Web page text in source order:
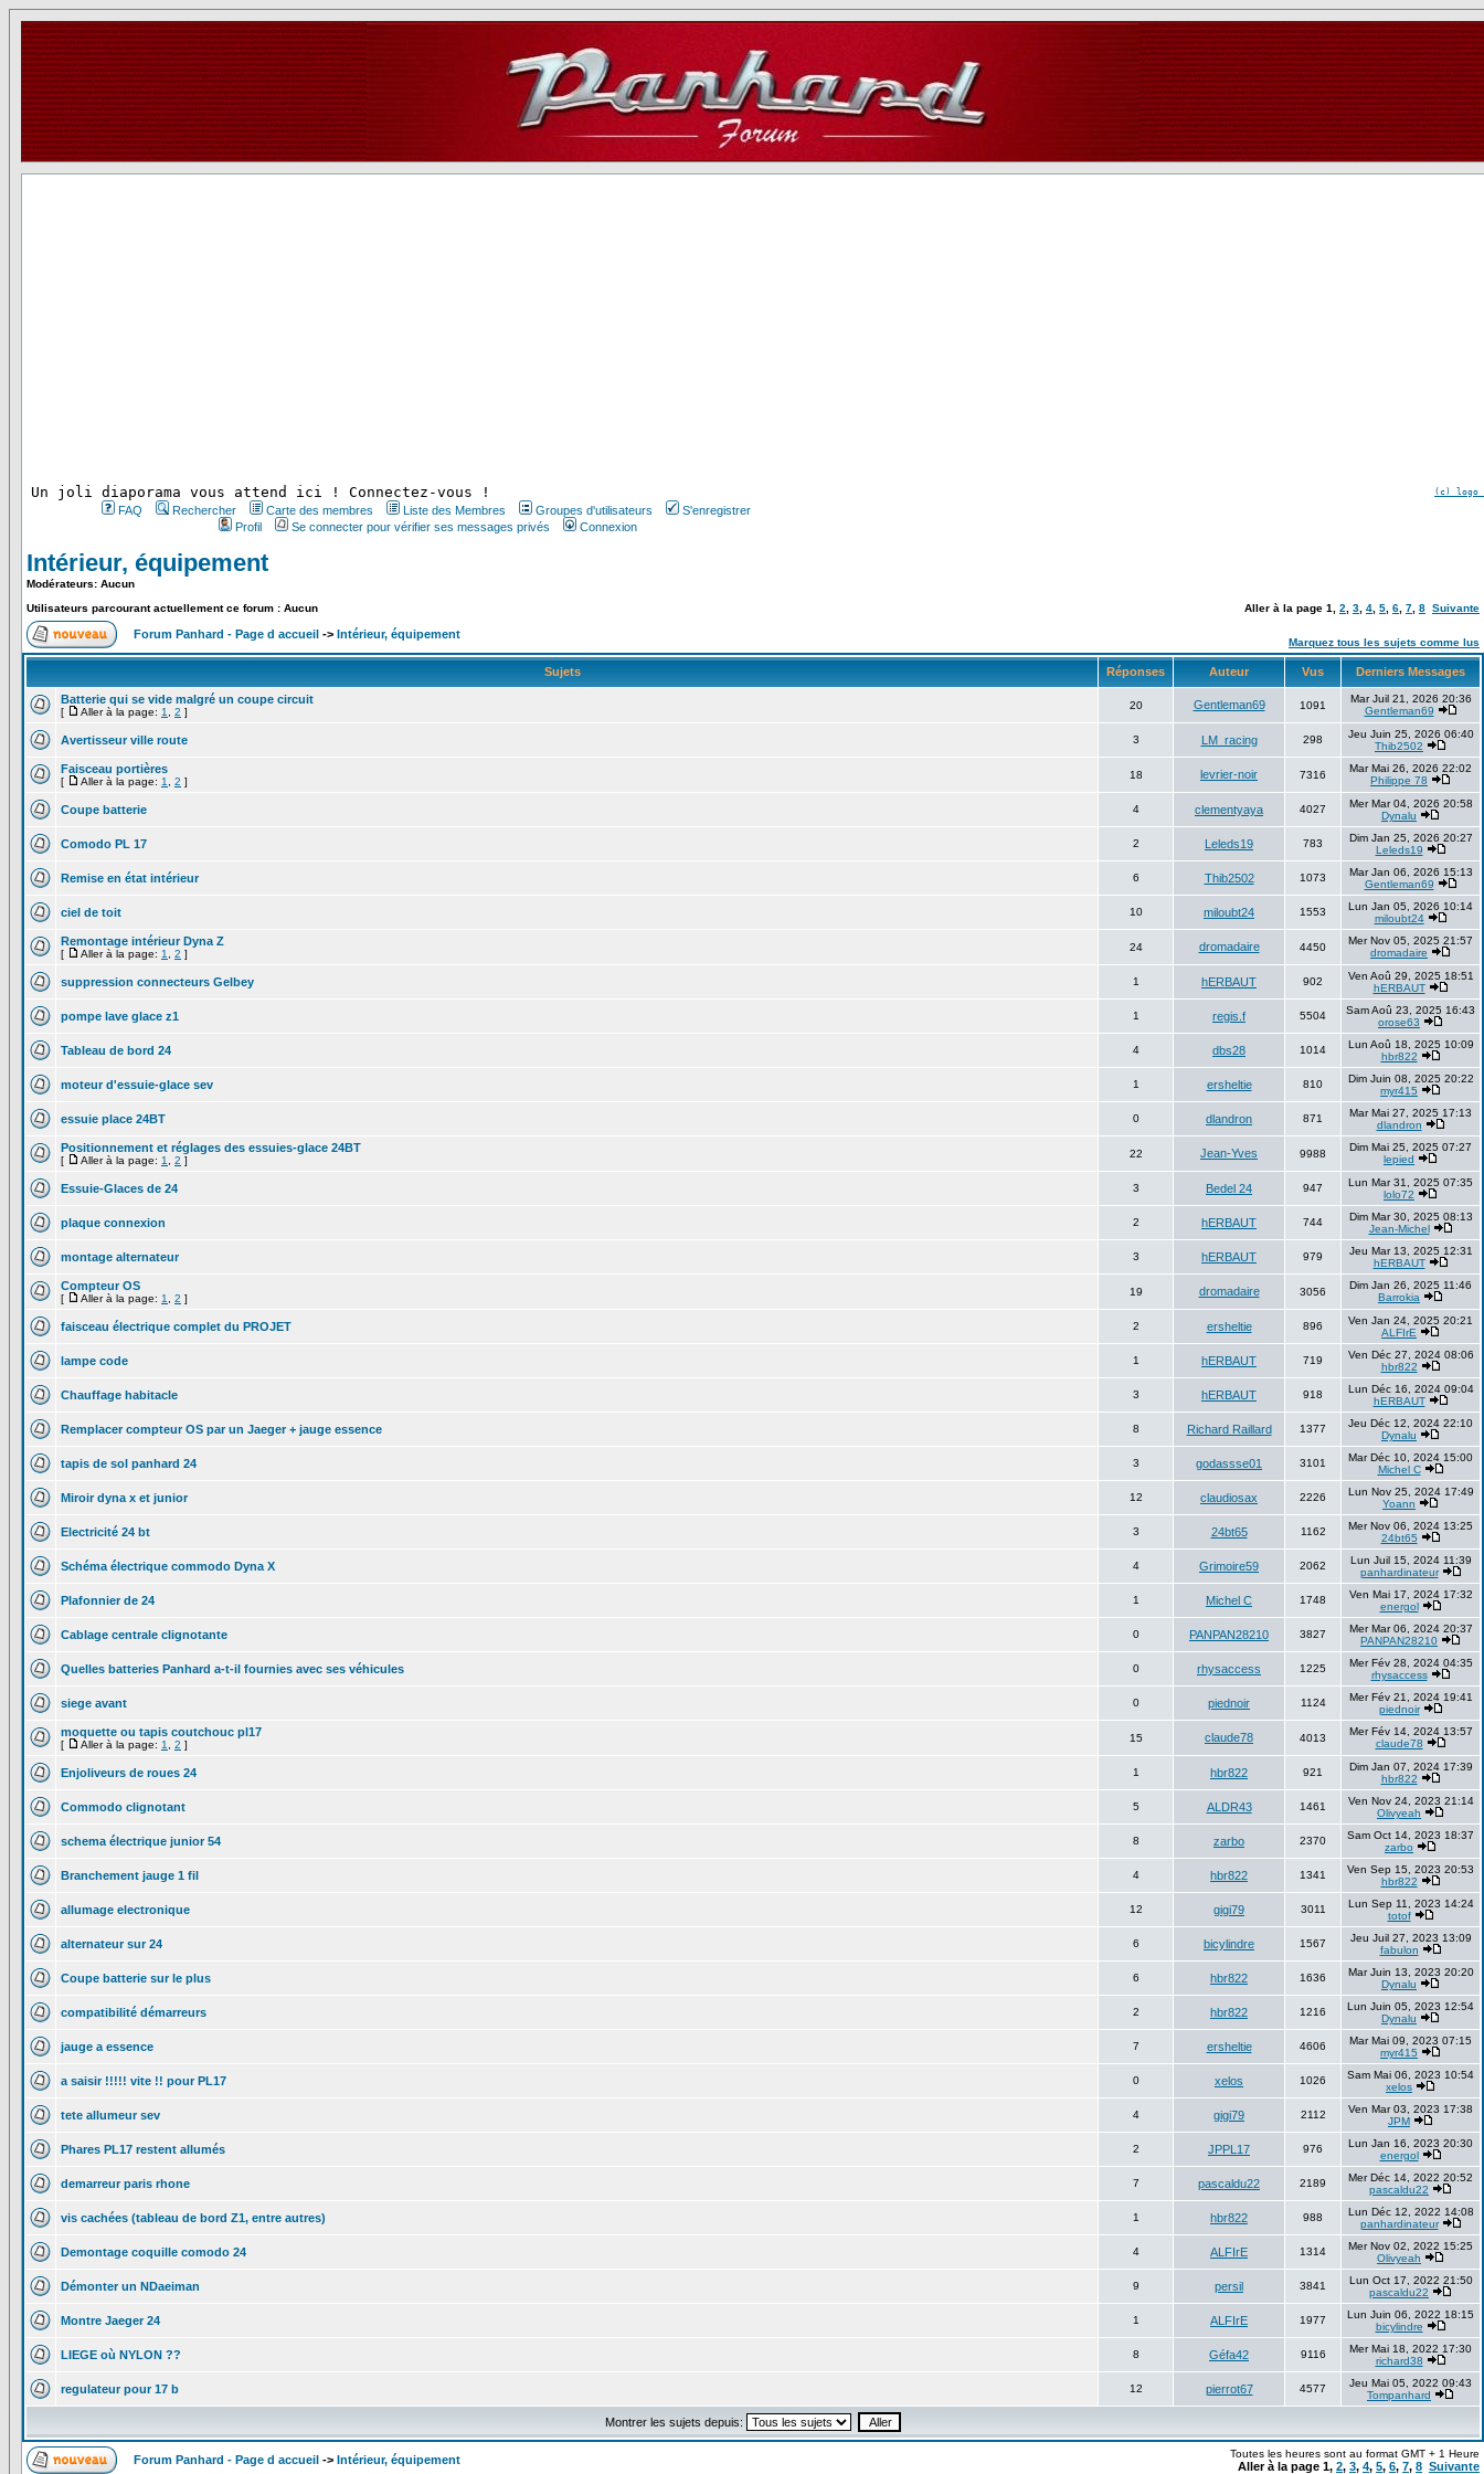
Un joli diaporama vous attend ici ! Connectez-vous ! (c) logo
FAQ Rechercher Carte des membres Liste des Membres Groupes d'utilisateurs
S'enregistrer
Profil
Se connecter pour vérifier ses messages privés Connexion
Intérieur, équipement
Modérateurs: Aucun
Utilisateurs parcourant actuellement ce forum : Aucun
Aller à la page 1 2 3 4 5 6 7 8 Suivante
Forum Panhard - Page d accueil -> Intérieur, équipement
Marquez tous les sujets comme lus
Sujets Réponses Auteur Vus Derniers Messages
Batterie qui se vide malgré un coupe circuit
[ Aller à la page: 1 2 ]
20 Gentleman69 1091
Mar Juil 21, 2026 20:36
Gentleman69
Avertisseur ville route 3 LM_racing 298
Jeu Juin 25, 2026 06:40
Thib2502
Faisceau portières
[ Aller à la page: 1 2 ]
18 levrier-noir 7316
Mar Mai 26, 2026 22:02
Philippe 78
Coupe batterie 4 clementyaya 4027
Mer Mar 04, 2026 20:58
Dynalu
Comodo PL 17 2 Leleds19 783
Dim Jan 25, 2026 20:27
Leleds19
Remise en état intérieur 6 Thib2502 1073
Mar Jan 06, 2026 15:13
Gentleman69
ciel de toit 10 miloubt24 1553
Lun Jan 05, 2026 10:14
miloubt24
Remontage intérieur Dyna Z
[ Aller à la page: 1 2 ]
24 dromadaire 4450
Mer Nov 05, 2025 21:57
dromadaire
suppression connecteurs Gelbey 1 hERBAUT 902
Ven Aoû 29, 2025 18:51
hERBAUT
pompe lave glace z1 1 regis.f 5504
Sam Aoû 23, 2025 16:43
orose63
Tableau de bord 24 4 dbs28 1014
Lun Aoû 18, 2025 10:09
hbr822
moteur d'essuie-glace sev 1 ersheltie 810
Dim Juin 08, 2025 20:22
myr415
essuie place 24BT 0 dlandron 871
Mar Mai 27, 2025 17:13
dlandron
Positionnement et réglages des essuies-glace 24BT
[ Aller à la page: 1 2 ]
22 Jean-Yves 9988
Dim Mai 25, 2025 07:27
lepied
Essuie-Glaces de 24 3 Bedel 24 947
Lun Mar 31, 2025 07:35
lolo72
plaque connexion 2 hERBAUT 744
Dim Mar 30, 2025 08:13
Jean-Michel
montage alternateur 3 hERBAUT 979
Jeu Mar 13, 2025 12:31
hERBAUT
Compteur OS
[ Aller à la page: 1 2 ]
19 dromadaire 3056
Dim Jan 26, 2025 11:46
Barrokia
faisceau électrique complet du PROJET 2 ersheltie 896
Ven Jan 24, 2025 20:21
ALFIrE
lampe code 1 hERBAUT 719
Ven Déc 27, 2024 08:06
hbr822
Chauffage habitacle 3 hERBAUT 918
Lun Déc 16, 2024 09:04
hERBAUT
Remplacer compteur OS par un Jaeger + jauge essence 8 Richard Raillard 1377
Jeu Déc 12, 2024 22:10
Dynalu
tapis de sol panhard 24 3 godassse01 3101
Mar Déc 10, 2024 15:00
Michel C
Miroir dyna x et junior 12 claudiosax 2226
Lun Nov 25, 2024 17:49
Yoann
Electricité 24 bt 3 24bt65 1162
Mer Nov 06, 2024 13:25
24bt65
Schéma électrique commodo Dyna X 4 Grimoire59 2062
Lun Juil 15, 2024 11:39
panhardinateur
Plafonnier de 24 1 Michel C 1748
Ven Mai 17, 2024 17:32
energol
Cablage centrale clignotante 0 PANPAN28210 3827
Mer Mar 06, 2024 20:37
PANPAN28210
Quelles batteries Panhard a-t-il fournies avec ses véhicules 0 rhysaccess 1225
Mer Fév 28, 2024 04:35
rhysaccess
siege avant 0 piednoir 1124
Mer Fév 21, 2024 19:41
piednoir
moquette ou tapis coutchouc pl17
[ Aller à la page: 1 2 ]
15 claude78 4013
Mer Fév 14, 2024 13:57
claude78
Enjoliveurs de roues 24 1 hbr822 921
Dim Jan 07, 2024 17:39
hbr822
Commodo clignotant 5 ALDR43 1461
Ven Nov 24, 2023 21:14
Olivyeah
schema électrique junior 54 8 zarbo 2370
Sam Oct 14, 2023 18:37
zarbo
Branchement jauge 1 fil 4 hbr822 1341
Ven Sep 15, 2023 20:53
hbr822
allumage electronique 12 gigi79 3011
Lun Sep 11, 2023 14:24
totof
alternateur sur 24 6 bicylindre 1567
Jeu Juil 27, 2023 13:09
fabulon
Coupe batterie sur le plus 6 hbr822 1636
Mar Juin 13, 2023 20:20
Dynalu
compatibilité démarreurs 2 hbr822 1216
Lun Juin 05, 2023 12:54
Dynalu
jauge a essence 7 ersheltie 4606
Mar Mai 09, 2023 07:15
myr415
a saisir !!!!! vite !! pour PL17 0 xelos 1026
Sam Mai 06, 2023 10:54
xelos
tete allumeur sev 4 gigi79 2112
Ven Mar 03, 2023 17:38
JPM
Phares PL17 restent allumés 2 JPPL17 976
Lun Jan 16, 2023 20:30
energol
demarreur paris rhone 7 pascaldu22 2189
Mer Déc 14, 2022 20:52
pascaldu22
vis cachées (tableau de bord Z1, entre autres) 1 hbr822 988
Lun Déc 12, 2022 14:08
panhardinateur
Demontage coquille comodo 24 4 ALFIrE 1314
Mer Nov 02, 2022 15:25
Olivyeah
Démonter un NDaeiman 9 persil 3841
Lun Oct 17, 2022 21:50
pascaldu22
Montre Jaeger 24 1 ALFIrE 1977
Lun Juin 06, 2022 18:15
bicylindre
LIEGE où NYLON ?? 8 Géfa42 9116
Mer Mai 18, 2022 17:30
richard38
regulateur pour 17 b 12 pierrot67 4577
Jeu Mai 05, 2022 09:43
Tompanhard
Montrer les sujets depuis:
Forum Panhard - Page d accueil -> Intérieur, équipement Toutes les heures sont au format GMT + 1 Heure
Aller à la page 1, 2, 3, 4, 5, 6, 7, 8 Suivante